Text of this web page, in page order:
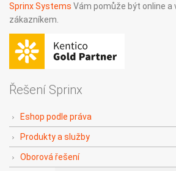
Sprinx Systems Vám pomůže být online a
zákazníkem.
Řešení Sprinx
Eshop podle práva
Produkty a služby
Oborová řešení